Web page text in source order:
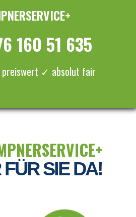
160 51 635
✓ absolut fair
SIE DA!